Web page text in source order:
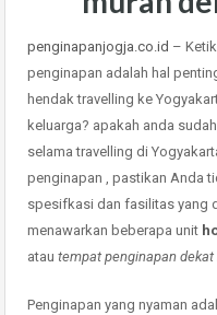
penginapanjogja.co.id –
penginapan adalah hal
hendak travelling ke
keluarga? apakah anda
selama travelling di
penginapan , pastikan Anda
spesifkasi dan fasilitas yang
menawarkan beberapa unit
atau tempat penginapan dekat
Penginapan yang nyaman